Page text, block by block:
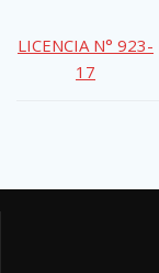
LICENCIA N° 923-
17